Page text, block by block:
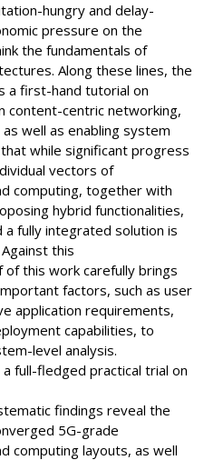
hungry and delay-
pressure on the
the fundamentals of
Along these lines, the
a first-hand tutorial on
content-centric networking,
well as enabling system
while significant progress
vectors of
computing, together with
hybrid functionalities,
fully integrated solution is
this
of this work carefully brings
factors, such as user
application requirements,
capabilities, to
level analysis.
full-fledged practical trial on
findings reveal the
5G-grade
computing layouts, as well